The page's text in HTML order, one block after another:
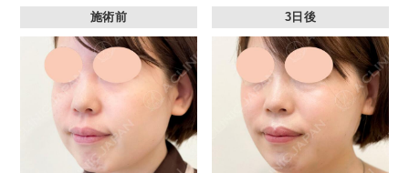
施術前 3日後